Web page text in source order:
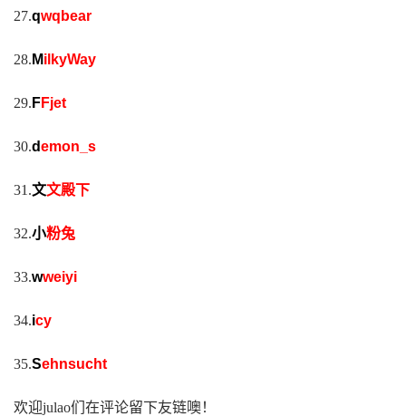
27.qwqbear
28. MilkyWay
29. FFjet
30.demon_s
31.文文殿下
32.小粉兔
33.wweiyi
34.icy
35.Sehnsucht
欢迎julao们在评论留下友链噢！